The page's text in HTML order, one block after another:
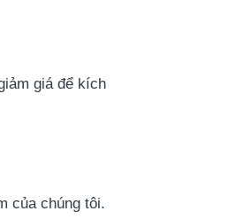
giá để kích
của chúng tôi.